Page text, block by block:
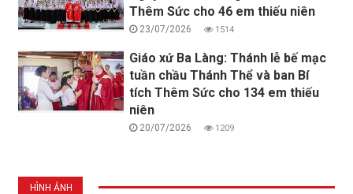
Thêm Sức cho 46 em thiếu niên
23/07/2026 1514
Giáo xứ Ba Làng: Thánh lễ bế mạc
tuần chầu Thánh Thể và ban Bí
tích Thêm Sức cho 134 em thiếu
niên
20/07/2026 1209
HÌNH ẢNH